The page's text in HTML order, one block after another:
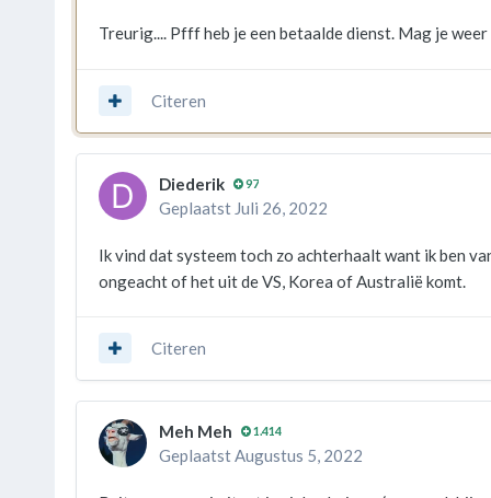
Treurig.... Pfff heb je een betaalde dienst. Mag je
Citeren
Diederik 97
Geplaatst Juli 26, 2022
Ik vind dat systeem toch zo achterhaalt want ik ben
ongeacht of het uit de VS, Korea of Australië komt.
Citeren
Meh Meh 1.414
Geplaatst Augustus 5, 2022